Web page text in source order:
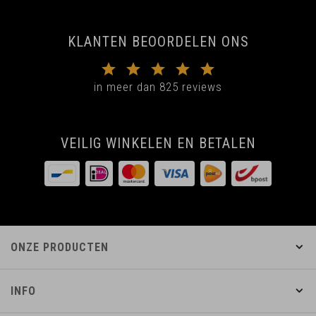
KLANTEN BEOORDELEN ONS
in meer dan 825 reviews
VEILIG WINKELEN EN BETALEN
ONZE PRODUCTEN
INFO